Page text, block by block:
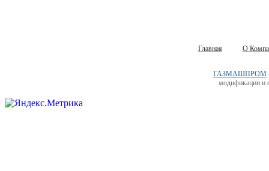
Главная О
ГАЗМАШПРОМ